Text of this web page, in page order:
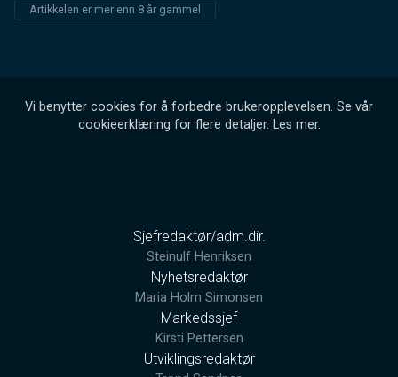
Artikkelen er mer enn 8 år gammel
Vi benytter cookies for å forbedre brukeropplevelsen. Se vår
cookieerklæring for flere detaljer. Les mer.
Sjefredaktør/adm.dir.
Steinulf Henriksen
Nyhetsredaktør
Maria Holm Simonsen
Markedssjef
Kirsti Pettersen
Utviklingsredaktør